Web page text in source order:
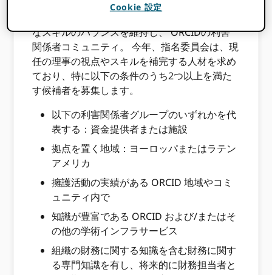
なスキルのバランスを維持し、 ORCIDの利害
関係者コミュニティ。今年、指名委員会は、現
任の理事の視点やスキルを補完する人材を求め
ており、特に以下の条件のうち2つ以上を満た
す候補者を募集します。
以下の利害関係者グループのいずれかを代
表する：資金提供者または施設
拠点を置く地域：ヨーロッパまたはラテン
アメリカ
擁護活動の実績がある ORCID 地域やコミ
ュニティ内で
知識が豊富である ORCID および/またはそ
の他の学術インフラサービス
組織の財務に関する知識を含む財務に関す
る専門知識を有し、将来的に財務担当者と
Cookie 設定